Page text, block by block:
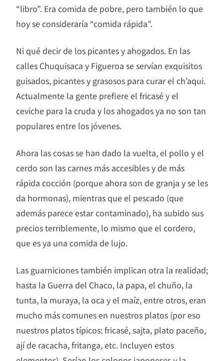
“libro”. Era comida de pobre, pero también lo que
hoy se consideraría “comida rápida”.
Ni qué decir de los picantes y ahogados. En las
calles Chuquisaca y Figueroa se servían exquisitos
guisados, picantes y grasosos para curar el ch’aqui.
Actualmente la gente prefiere el fricasé y el
ceviche para la cruda y los ahogados ya no son tan
populares entre los jóvenes.
Ahora las cosas se han dado la vuelta, el pollo y el
cerdo son las carnes más accesibles y de más
rápida cocción (porque ahora son de granja y se les
da hormonas), mientras que el pescado (que
además parece estar contaminado), ha subido sus
precios terriblemente, lo mismo que el cordero,
que es ya una comida de lujo.
Las guarniciones también implican otra la realidad;
hasta la Guerra del Chaco, la papa, el chuño, la
tunta, la muraya, la oca y el maíz, entre otros, eran
mucho más comunes en nuestros platos (por eso
nuestros platos típicos: fricasé, sajta, plato paceño,
ají de racacha, fritanga, etc. Incluyen estos